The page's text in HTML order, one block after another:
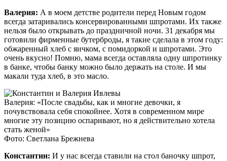
Валерия: А в моем детстве родители перед Новым годом
всегда затаривались консервированными шпротами. Их также
нельзя было открывать до праздничной ночи. 31 декабря мы
готовили фирменные бутерброды, я такие сделала в этом году:
обжаренный хлеб с яичком, с помидоркой и шпротами. Это
очень вкусно! Помню, мама всегда оставляла одну шпротинку
в банке, чтобы банку можно было держать на столе. И мы
макали туда хлеб, в это масло.
Валерия: «После свадьбы, как и многие девочки, я
почувствовала себя спокойнее. Хотя в современном мире
многие эту позицию оспаривают, но я действительно хотела
стать женой»
Фото: Светлана Брежнева
Константин: И у нас всегда ставили на стол баночку шпрот,